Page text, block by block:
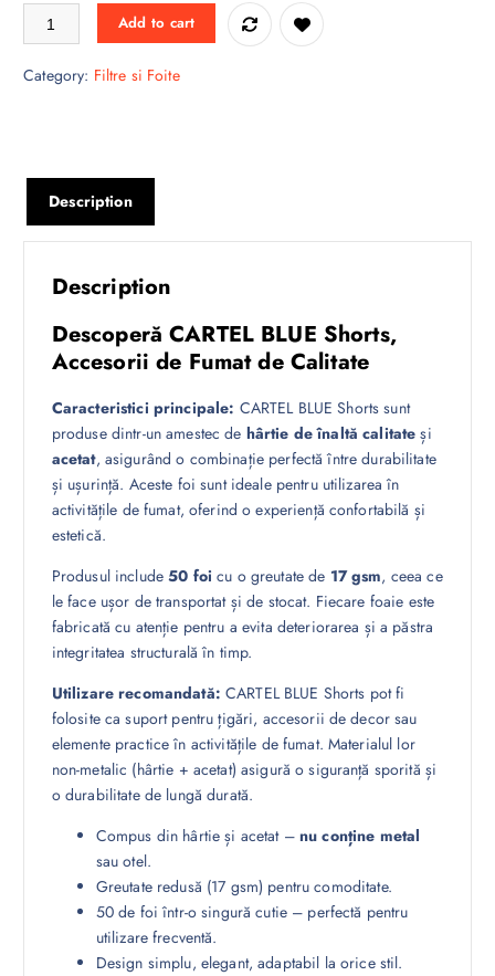
CARTEL BLUE Shorts / 50 foi, 17 gsm quantity
Add to cart
Category: Filtre si Foite
Description
Description
Descoperă CARTEL BLUE Shorts,
Accesorii de Fumat de Calitate
Caracteristici principale: CARTEL BLUE Shorts sunt
produse dintr-un amestec de hârtie de înaltă calitate și
acetat, asigurând o combinație perfectă între durabilitate
și ușurință. Aceste foi sunt ideale pentru utilizarea în
activitățile de fumat, oferind o experiență confortabilă și
estetică.
Produsul include50 foi cu o greutate de 17 gsm, ceea ce
le face ușor de transportat și de stocat. Fiecare foaie este
fabricată cu atenție pentru a evita deteriorarea și a păstra
integritatea structurală în timp.
Utilizare recomandată: CARTEL BLUE Shorts pot fi
folosite ca suport pentru țigări, accesorii de decor sau
elemente practice în activitățile de fumat. Materialul lor
non-metalic (hârtie + acetat) asigură o siguranță sporită și
o durabilitate de lungă durată.
Compus din hârtie și acetat – nu conține metal
sau otel.
Greutate redusă (17 gsm) pentru comoditate.
50 de foi într-o singură cutie – perfectă pentru
utilizare frecventă.
Design simplu, elegant, adaptabil la orice stil.